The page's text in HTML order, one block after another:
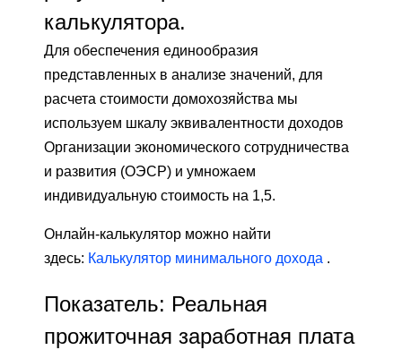
калькулятора.
Для обеспечения единообразия
представленных в анализе значений, для
расчета стоимости домохозяйства мы
используем шкалу эквивалентности доходов
Организации экономического сотрудничества
и развития (ОЭСР) и умножаем
индивидуальную стоимость на 1,5.
Онлайн-калькулятор можно найти
здесь: Калькулятор минимального дохода .
Показатель: Реальная
прожиточная заработная плата